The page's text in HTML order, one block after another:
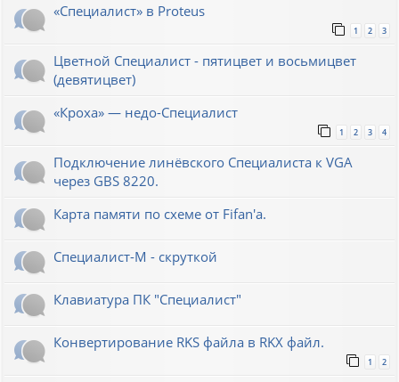
«Специалист» в Proteus
1 2 3
Цветной Специалист - пятицвет и восьмицвет
(девятицвет)
«Кроха» — недо-Специалист
1 2 3 4
Подключение линёвского Специалиста к VGA
через GBS 8220.
Карта памяти по схеме от Fifan'a.
Специалист-М - скруткой
Клавиатура ПК "Специалист"
Конвертирование RKS файла в RKX файл.
1 2